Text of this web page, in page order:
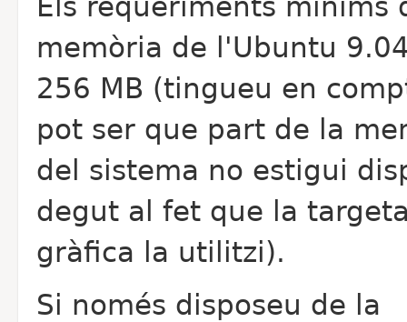
Els requeriments mínims
memòria de l'Ubuntu
256 MB (tingueu en
pot ser que part de la
del sistema no estigui
degut al fet que la
gràfica la utilitzi).
Si només disposeu de la